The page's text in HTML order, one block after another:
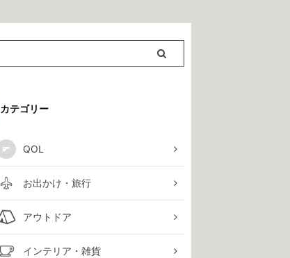
カテゴリー
QOL
お出かけ・旅行
アウトドア
インテリア・雑貨